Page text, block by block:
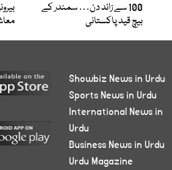
100 سے زائد دن… سمندر کے
بیچ قید پاکستانی
Showbiz News in Urdu
Sports News in Urdu
International News in
Urdu
Business News in Urdu
Urdu Magazine